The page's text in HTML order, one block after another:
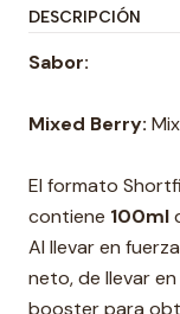
DESCRIPCIÓN
Sabor:
Mixed Berry:
El formato
contiene 100ml
Al llevar en
neto, de llevar
booster para